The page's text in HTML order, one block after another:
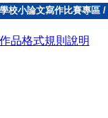
校小論文寫作比賽專區/
品格式規則說明